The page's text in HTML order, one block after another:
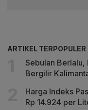
ARTIKEL TERPOPULER
Sebulan Berlalu,
Bergilir
Harga Indeks
Rp 14.924 per